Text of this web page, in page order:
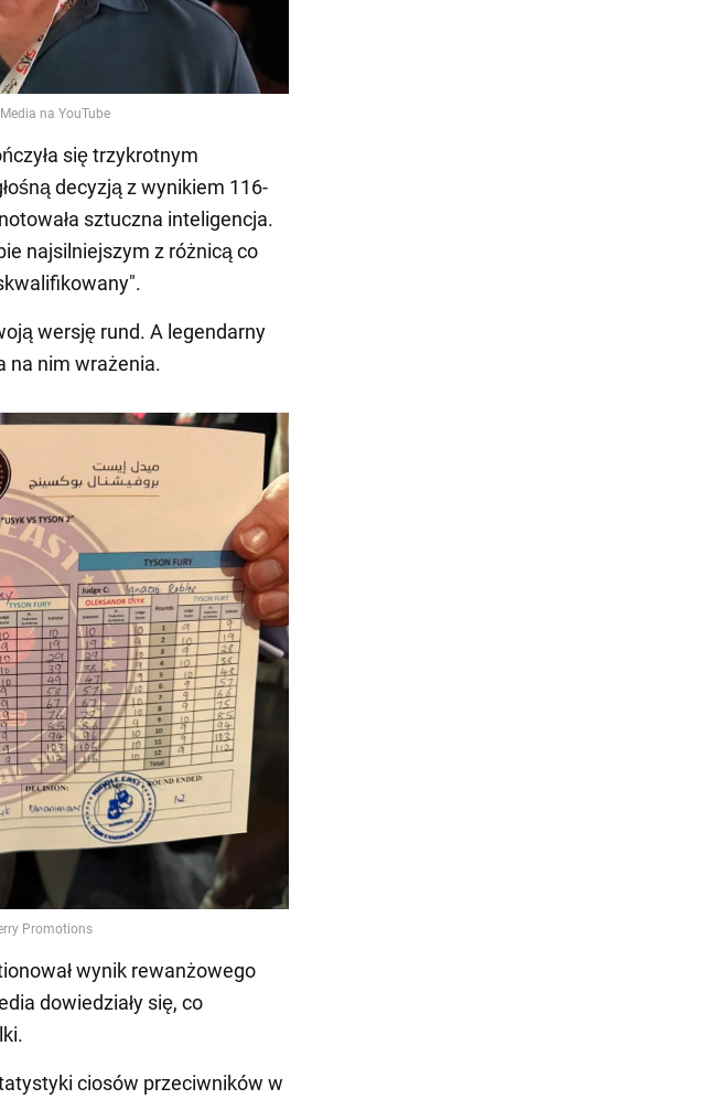
się trzykrotnym
decyzją z wynikiem 116-
sztuczna inteligencja.
najsilniejszym z różnicą co
wersję rund. A legendarny
na nim wrażenia.
wynik rewanżowego
dowiedziały się, co
ciosów przeciwników w